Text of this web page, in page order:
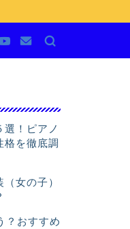
選！ピアノ
格を徹底調
女の子）
？おすすめ